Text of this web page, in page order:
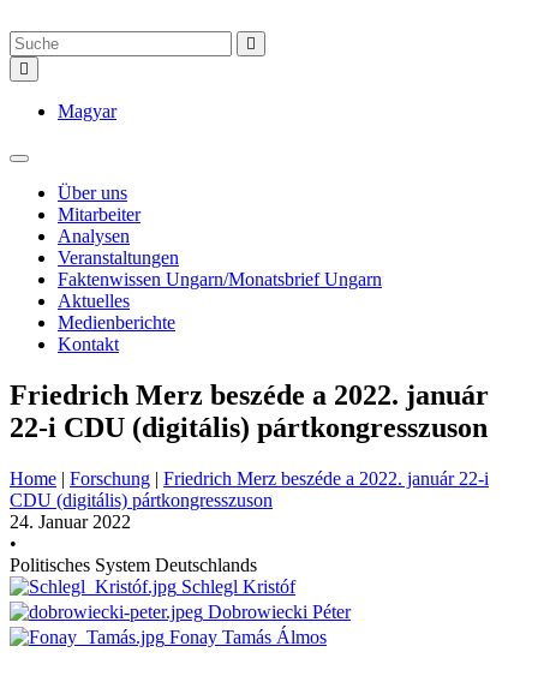
Magyar
Über uns
Mitarbeiter
Analysen
Veranstaltungen
Faktenwissen Ungarn/Monatsbrief Ungarn
Aktuelles
Medienberichte
Kontakt
Friedrich Merz beszéde a 2022. január
22-i CDU (digitális) pártkongresszuson
Home | Forschung | Friedrich Merz beszéde a 2022. január 22-i
CDU (digitális) pártkongresszuson
24. Januar 2022
•
Politisches System Deutschlands
Schlegl Kristóf
Dobrowiecki Péter
Fonay Tamás Álmos